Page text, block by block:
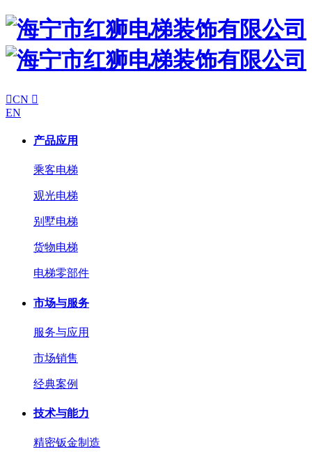
CN 
EN
产品应用
乘客电梯
观光电梯
别墅电梯
货物电梯
电梯零部件
市场与服务
服务与应用
市场销售
经典案例
技术与能力
精密钣金制造